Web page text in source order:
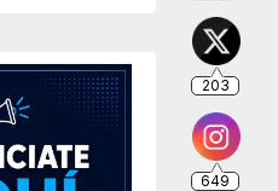
203
649